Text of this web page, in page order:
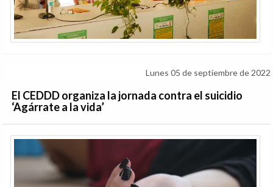
Lunes 05 de septiembre de 2022
El CEDDD organiza la jornada contra el suicidio
‘Agárrate a la vida’